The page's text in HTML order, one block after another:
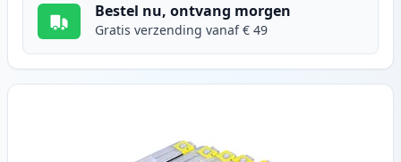
Bestel nu, ontvang morgen
Gratis verzending vanaf € 49